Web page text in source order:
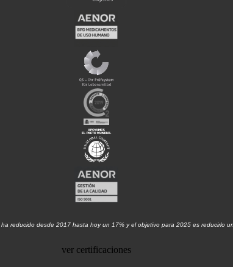
reducido desde 2017 hasta hoy un 17% y el objetivo para 2025 es reducirlo
ver certificaciones